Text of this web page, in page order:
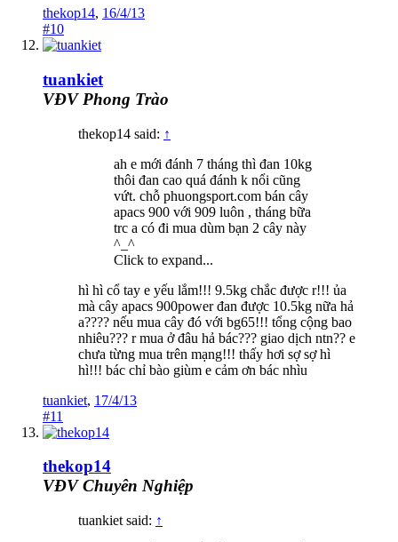
thekop14, 16/4/13
#10
tuankiet
VĐV Phong Trào
thekop14 said: ↑
ah e mới đánh 7 tháng thì đan 10kg
thôi đan cao quá đánh k nổi cũng
vứt. chỗ phuongsport.com bán cây
apacs 900 với 909 luôn , tháng bữa
trc a có đi mua dùm bạn 2 cây này
^_^
Click to expand...
hì hì cổ tay e yếu lắm!!! 9.5kg chắc được r!!! ủa
mà cây apacs 900power đan được 10.5kg nữa hả
a???? nếu mua cây đó với bg65!!! tổng cộng bao
nhiêu??? r mua ở đâu hả bác??? giao dịch ntn?? e
chưa từng mua trên mạng!!! thấy hơi sợ sợ hì
hì!!! bác chỉ bào giùm e cảm ơn bác nhìu
tuankiet, 17/4/13
#11
thekop14
VĐV Chuyên Nghiệp
tuankiet said: ↑